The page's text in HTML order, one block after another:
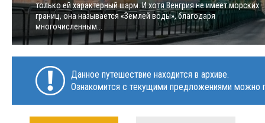
только ей характерный шарм. И хотя Венгрия не имеет морских
границ, она называется «Землей воды», благодаря
многочисленным...
Данное путешествие находится в архиве.
Ознакомится с текущими предложениями можно